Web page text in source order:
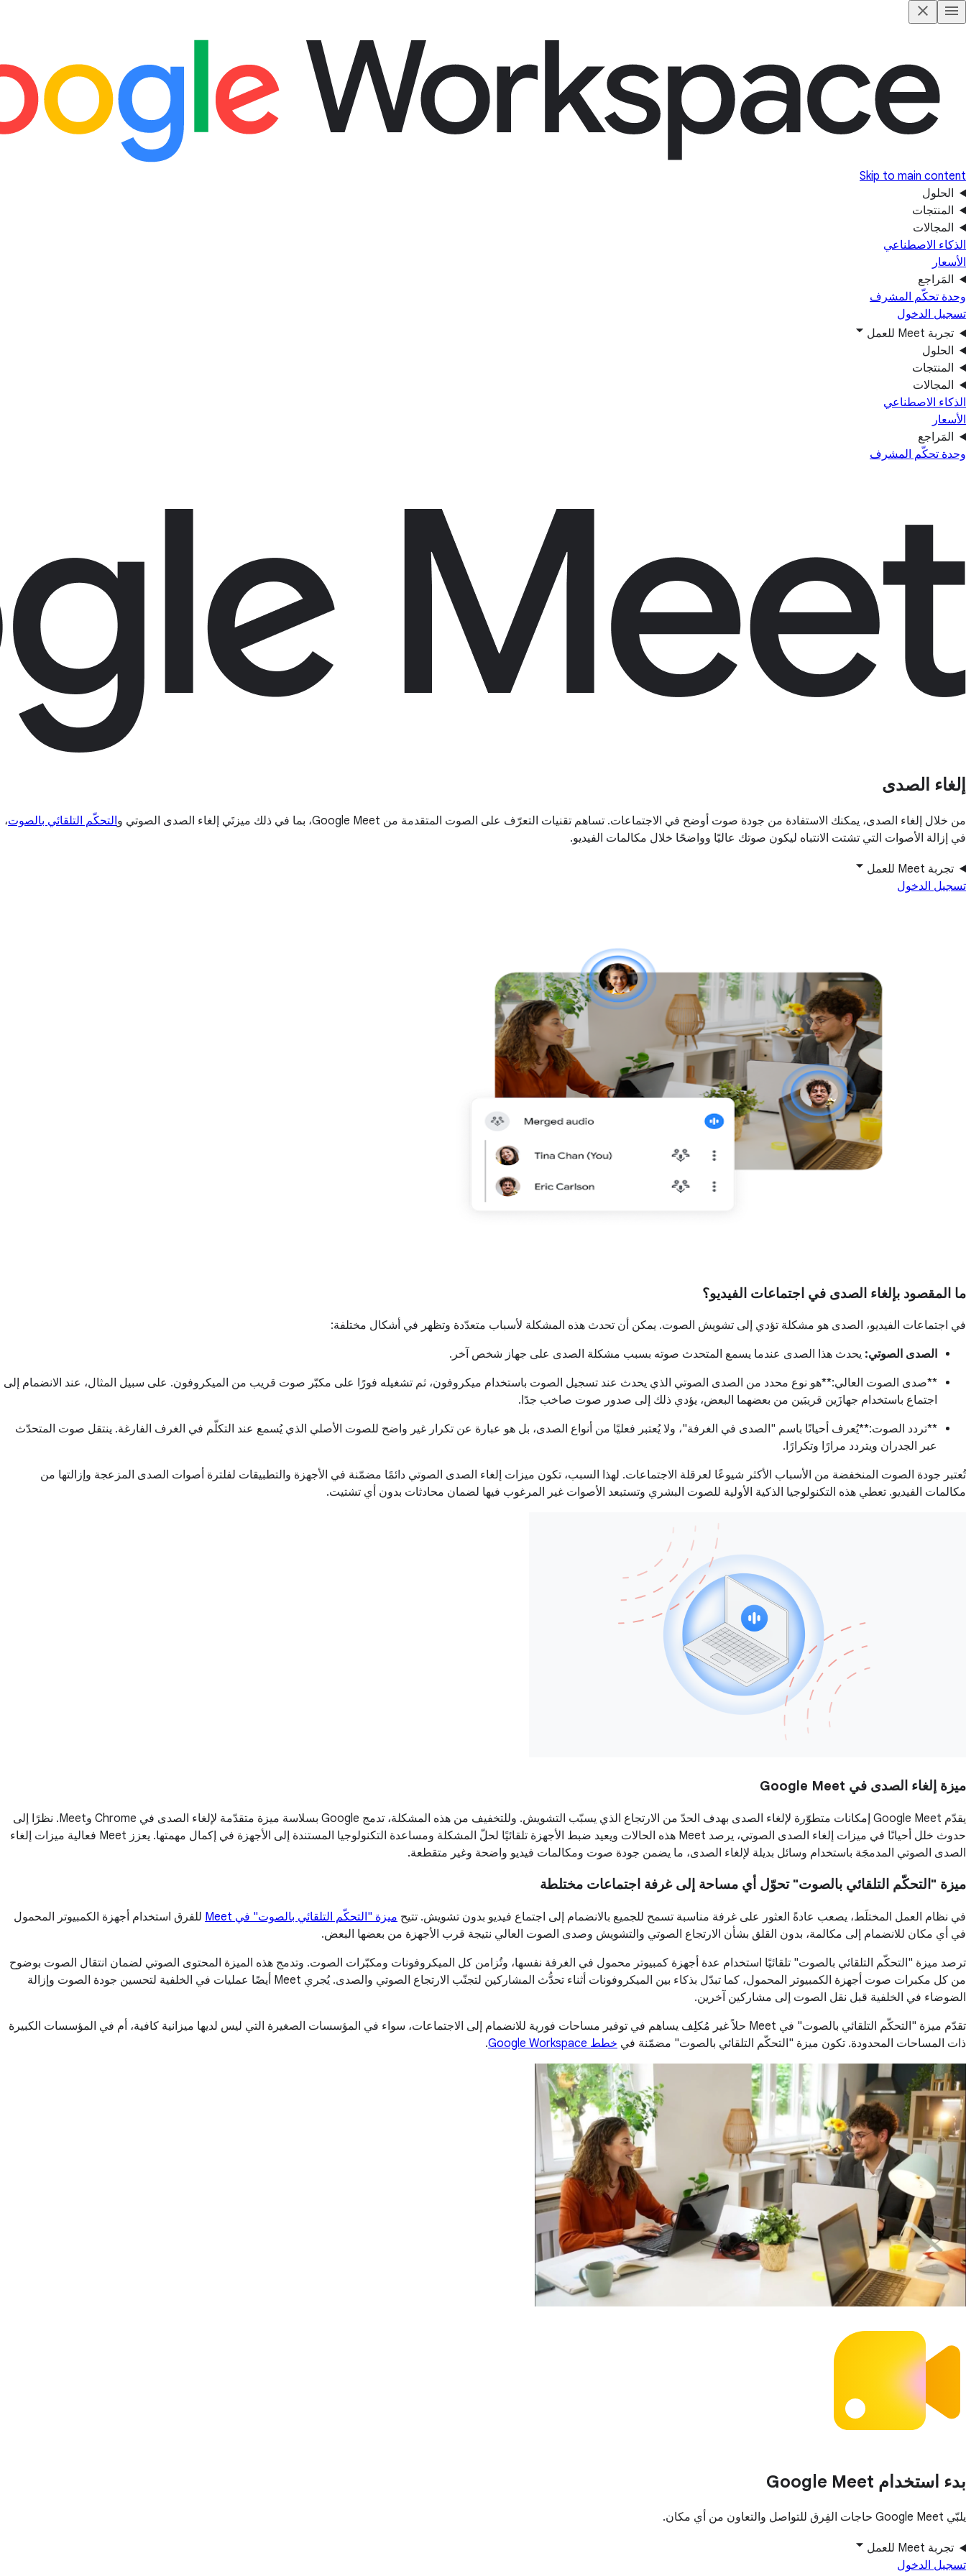
Skip to main content
الحلول
المنتجات
المجالات
الذكاء الاصطناعي
الأسعار
المَراجع
وحدة تحكّم المشرف
تسجيل الدخول
تجربة Meet للعمل
الحلول
المنتجات
المجالات
الذكاء الاصطناعي
الأسعار
المَراجع
وحدة تحكّم المشرف
إلغاء الصدى
من خلال إلغاء الصدى، يمكنك الاستفادة من جودة صوت أوضح في الاجتماعات. تساهم تقنيات التعرّف على الصوت المتقدمة من Google Meet، بما في ذلك ميزتَي إلغاء الصدى الصوتي و التحكّم التلقائي بالصوت،
في إزالة الأصوات التي تشتت الانتباه ليكون صوتك عاليًا وواضحًا خلال مكالمات الفيديو.
تجربة Meet للعمل
تسجيل الدخول
ما المقصود بإلغاء الصدى في اجتماعات الفيديو؟
في اجتماعات الفيديو، الصدى هو مشكلة تؤدي إلى تشويش الصوت. يمكن أن تحدث هذه المشكلة لأسباب متعدّدة وتظهر في أشكال مختلفة:
الصدى الصوتي: يحدث هذا الصدى عندما يسمع المتحدث صوته بسبب مشكلة الصدى على جهاز شخص آخر.
**صدى الصوت العالي:**هو نوع محدد من الصدى الصوتي الذي يحدث عند تسجيل الصوت باستخدام ميكروفون، ثم تشغيله فورًا على مكبّر صوت قريب من الميكروفون. على سبيل المثال، عند الانضمام إلى
اجتماع باستخدام جهازَين قريبَين من بعضهما البعض، يؤدي ذلك إلى صدور صوت صاخب جدًا.
**تردد الصوت:**يُعرف أحيانًا باسم "الصدى في الغرفة"، ولا يُعتبر فعليًا من أنواع الصدى، بل هو عبارة عن تكرار غير واضح للصوت الأصلي الذي يُسمع عند التكلّم في الغرف الفارغة. ينتقل صوت المتحدّث
عبر الجدران ويتردد مرارًا وتكرارًا.
تُعتبر جودة الصوت المنخفضة من الأسباب الأكثر شيوعًا لعرقلة الاجتماعات. لهذا السبب، تكون ميزات إلغاء الصدى الصوتي دائمًا مضمّنة في الأجهزة والتطبيقات لفلترة أصوات الصدى المزعجة وإزالتها من
مكالمات الفيديو. تعطي هذه التكنولوجيا الذكية الأولية للصوت البشري وتستبعد الأصوات غير المرغوب فيها لضمان محادثات بدون أي تشتيت.
ميزة إلغاء الصدى في Google Meet
يقدّم Google Meet إمكانات متطوّرة لإلغاء الصدى بهدف الحدّ من الارتجاع الذي يسبّب التشويش. وللتخفيف من هذه المشكلة، تدمج Google بسلاسة ميزة متقدّمة لإلغاء الصدى في Chrome وMeet. نظرًا إلى
حدوث خلل أحيانًا في ميزات إلغاء الصدى الصوتي، يرصد Meet هذه الحالات ويعيد ضبط الأجهزة تلقائيًا لحلّ المشكلة ومساعدة التكنولوجيا المستندة إلى الأجهزة في إكمال مهمتها. يعزز Meet فعالية ميزات إلغاء
الصدى الصوتي المدمجَة باستخدام وسائل بديلة لإلغاء الصدى، ما يضمن جودة صوت ومكالمات فيديو واضحة وغير متقطعة.
ميزة "التحكّم التلقائي بالصوت" تحوّل أي مساحة إلى غرفة اجتماعات مختلطة
في نظام العمل المختلَط، يصعب عادةً العثور على غرفة مناسبة تسمح للجميع بالانضمام إلى اجتماع فيديو بدون تشويش. تتيح ميزة "التحكّم التلقائي بالصوت" في Meet
للفرق استخدام أجهزة الكمبيوتر المحمول
في أي مكان للانضمام إلى مكالمة، بدون القلق بشأن الارتجاع الصوتي والتشويش وصدى الصوت العالي نتيجة قرب الأجهزة من بعضها البعض.
ترصد ميزة "التحكّم التلقائي بالصوت" تلقائيًا استخدام عدة أجهزة كمبيوتر محمول في الغرفة نفسها، وتُزامن كل الميكروفونات ومكبّرات الصوت. وتدمج هذه الميزة المحتوى الصوتي لضمان انتقال الصوت بوضوح
من كل مكبرات صوت أجهزة الكمبيوتر المحمول، كما تبدّل بذكاء بين الميكروفونات أثناء تحدُّث المشاركين لتجنّب الارتجاع الصوتي والصدى. يُجري Meet أيضًا عمليات في الخلفية لتحسين جودة الصوت وإزالة
الضوضاء في الخلفية قبل نقل الصوت إلى مشاركين آخرين.
تقدّم ميزة "التحكّم التلقائي بالصوت" في Meet حلاً غير مُكلِف يساهم في توفير مساحات فورية للانضمام إلى الاجتماعات، سواء في المؤسسات الصغيرة التي ليس لديها ميزانية كافية، أم في المؤسسات الكبيرة
ذات المساحات المحدودة. تكون ميزة "التحكّم التلقائي بالصوت" مضمّنة في خطط Google Workspace .
بدء استخدام Google Meet
يلبّي Google Meet حاجات الفِرق للتواصل والتعاون من أي مكان.
تجربة Meet للعمل
تسجيل الدخول